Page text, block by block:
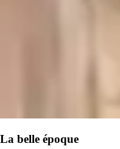
La belle époque